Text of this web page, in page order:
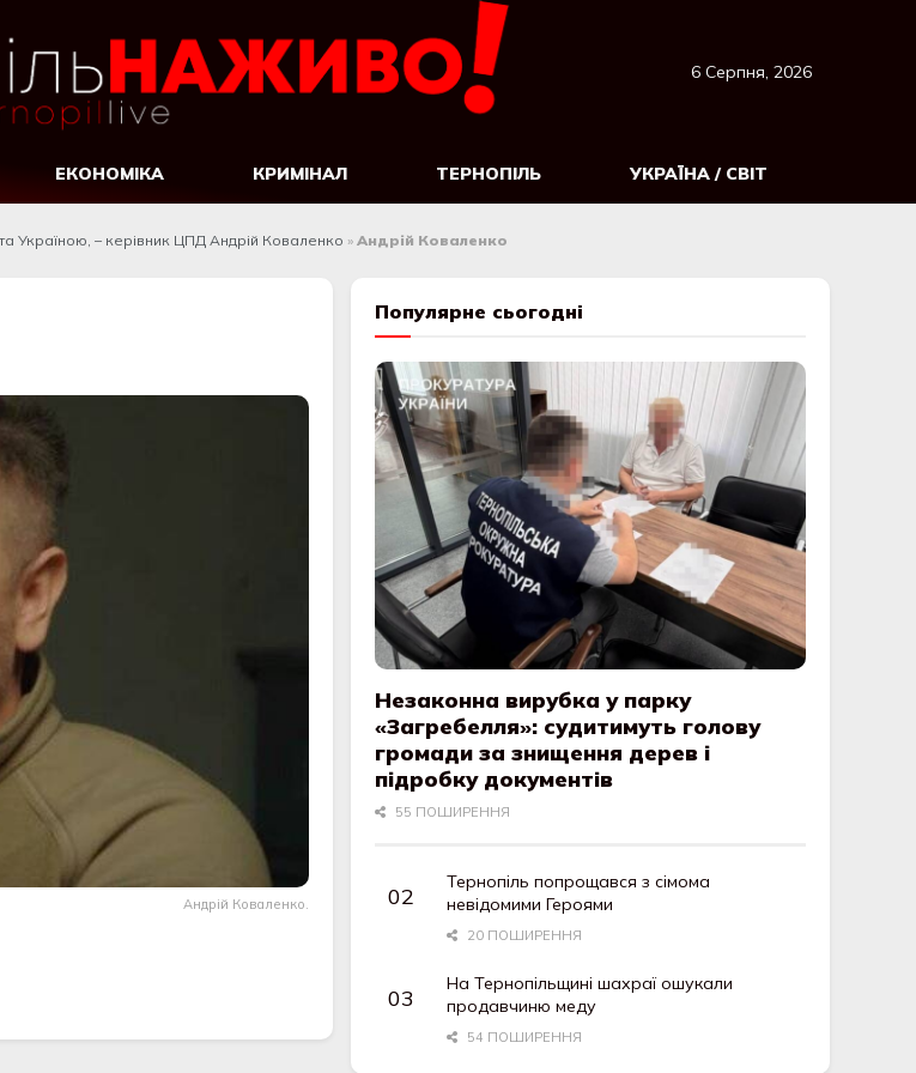
6 Серпня, 2026
ЕКОНОМІКА КРИМІНАЛ ТЕРНОПІЛЬ УКРАЇНА / СВІТ
Україною, – керівник ЦПД Андрій Коваленко » Андрій Коваленко
Андрій Коваленко.
Популярне сьогодні
Незаконна вирубка у парку
«Загребелля»: судитимуть голову
громади за знищення дерев і
підробку документів
55 ПОШИРЕННЯ
Тернопіль попрощався з сімома
невідомими Героями
20 ПОШИРЕННЯ
На Тернопільщині шахраї ошукали
продавчиню меду
54 ПОШИРЕННЯ